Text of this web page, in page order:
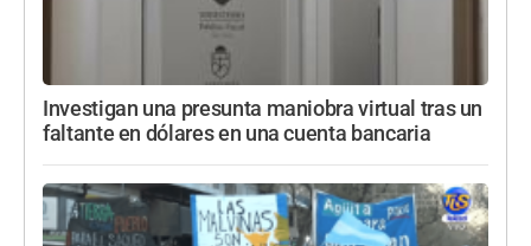
Investigan una presunta maniobra virtual tras un
faltante en dólares en una cuenta bancaria